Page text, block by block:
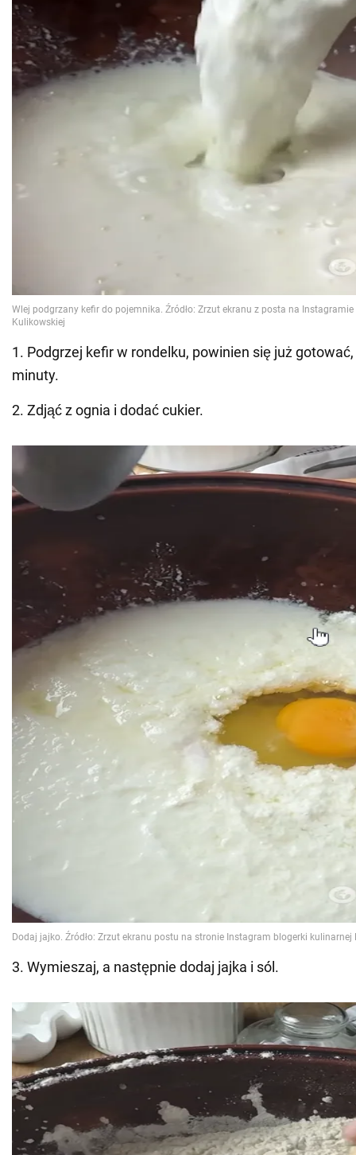
1. Podgrzej kefir w rondelku, powinien się już
minuty.
2. Zdjąć z ognia i dodać cukier.
3. Wymieszaj, a następnie dodaj jajka i sól.